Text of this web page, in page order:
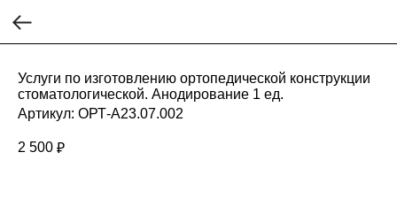
Услуги по изготовлению ортопедической конструкции
стоматологической. Анодирование 1 ед.
Артикул: ОРТ-А23.07.002
2 500 ₽